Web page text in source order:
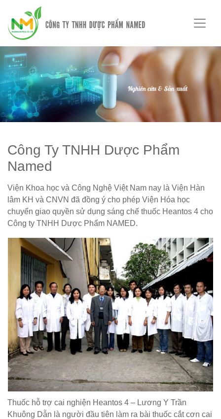
Công Ty TNHH Dược Phẩm
Named
Viện Khoa học và Công Nghệ Việt Nam nay là Viện Hàn
lâm KH và CNVN đã đồng ý cho phép Viện Hóa học
chuyển giao quyền sử dụng sáng chế thuốc Heantos 4 cho
Công ty TNHH Dược Phẩm NAMED.
Thuốc hỗ trợ cai nghiện Heantos 4 – Lương Y Trần
Khuông Dẫn là người đầu tiên làm ra bài thuốc cắt cơn cai